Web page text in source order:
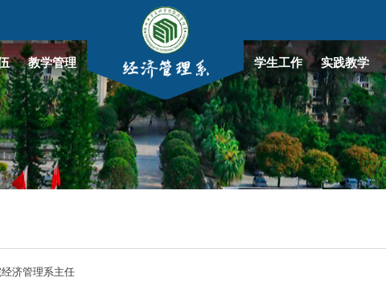
教学管理 学生工作 实践教学
济管理系主任